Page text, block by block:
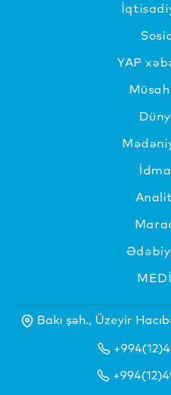
YAP
Bakı şəh., Üzeyir